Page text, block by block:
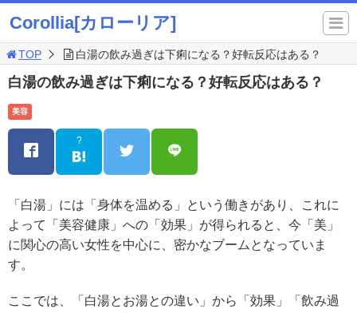
Corollia[カローリア]
TOP 白湯の飲み過ぎは下痢になる？好転反応はある？
白湯の飲み過ぎは下痢になる？好転反応はある？
美容
?
「白湯」には「身体を温める」という働きがあり、これに
よって「美容健康」への「効果」が得られると、今「美」
に関心の高い女性を中心に、密かなブームとなっていま
す。
ここでは、「白湯とお湯との違い」から「効果」「飲み過